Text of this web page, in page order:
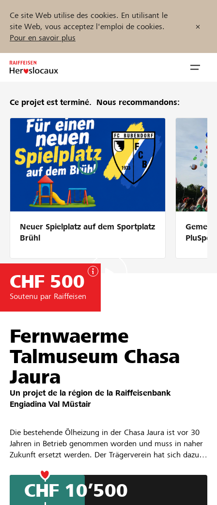
Ce site Web utilise des cookies. En utilisant le
site Web, vous acceptez l'emploi de cookies.
Pour en savoir plus
Inhalt
Parrainer
Soutien & assistance
Partenaires / Banques Raiffeisen
Se connecter
Trouvez des projets et des organisations
FR IT
Ce projet est terminé. Nous recommandons:
Neuer Spielplatz auf dem Sportplatz
Brühl
CHF 500
Soutenu par Raiffeisen
Fernwaerme
Talmuseum Chasa
Jaura
Un projet de la région de la Raiffeisenbank
Engiadina Val Müstair
Die bestehende Ölheizung in der Chasa Jaura ist vor 30
Jahren in Betrieb genommen worden und muss in naher
Zukunft ersetzt werden. Der Trägerverein hat sich dazu
zu nutzen, die Chasa Jaura an das Verteilsystem des
Wärmeverbunds Valchava anzuschliessen, welcher eine
automatische Holzschnitzelheizung betreiben und im
CHF 10’500